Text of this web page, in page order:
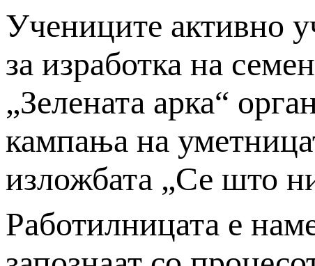
Учениците активно
за изработка на
„Зелената арка“
кампања на
изложбата „Се што
Работилницата е